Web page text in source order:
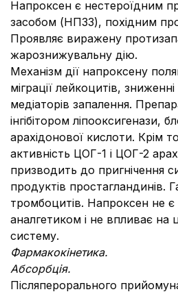
Напроксен є нестероїдним
засобом (НПЗЗ), похідним
Проявляє виражену
жарознижувальну дію.
Механізм дії напроксену
міграції лейкоцитів,
медіаторів запалення.
інгібітором ліпооксигенази,
арахідонової кислоти. Крім
активність ЦОГ-1 і ЦОГ-2
призводить до пригнічення
продуктів простагландинів.
тромбоцитів. Напроксен не
аналгетиком і не впливає на
систему.
Фармакокінетика.
Абсорбція.
Післяперорального